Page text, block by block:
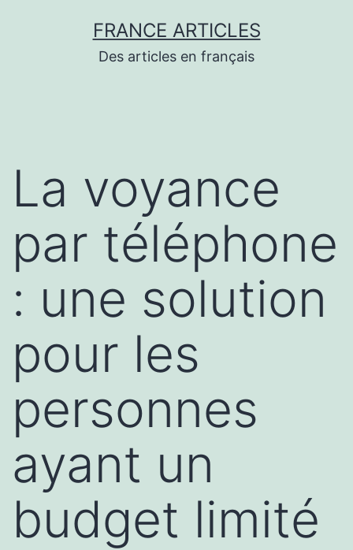
FRANCE ARTICLES
Des articles en français
La voyance
par téléphone
: une solution
pour les
personnes
ayant un
budget limité